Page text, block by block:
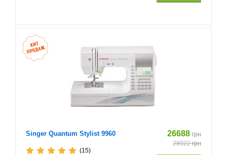
Singer Quantum Stylist 9960 26688 грн
28022грн
(15)